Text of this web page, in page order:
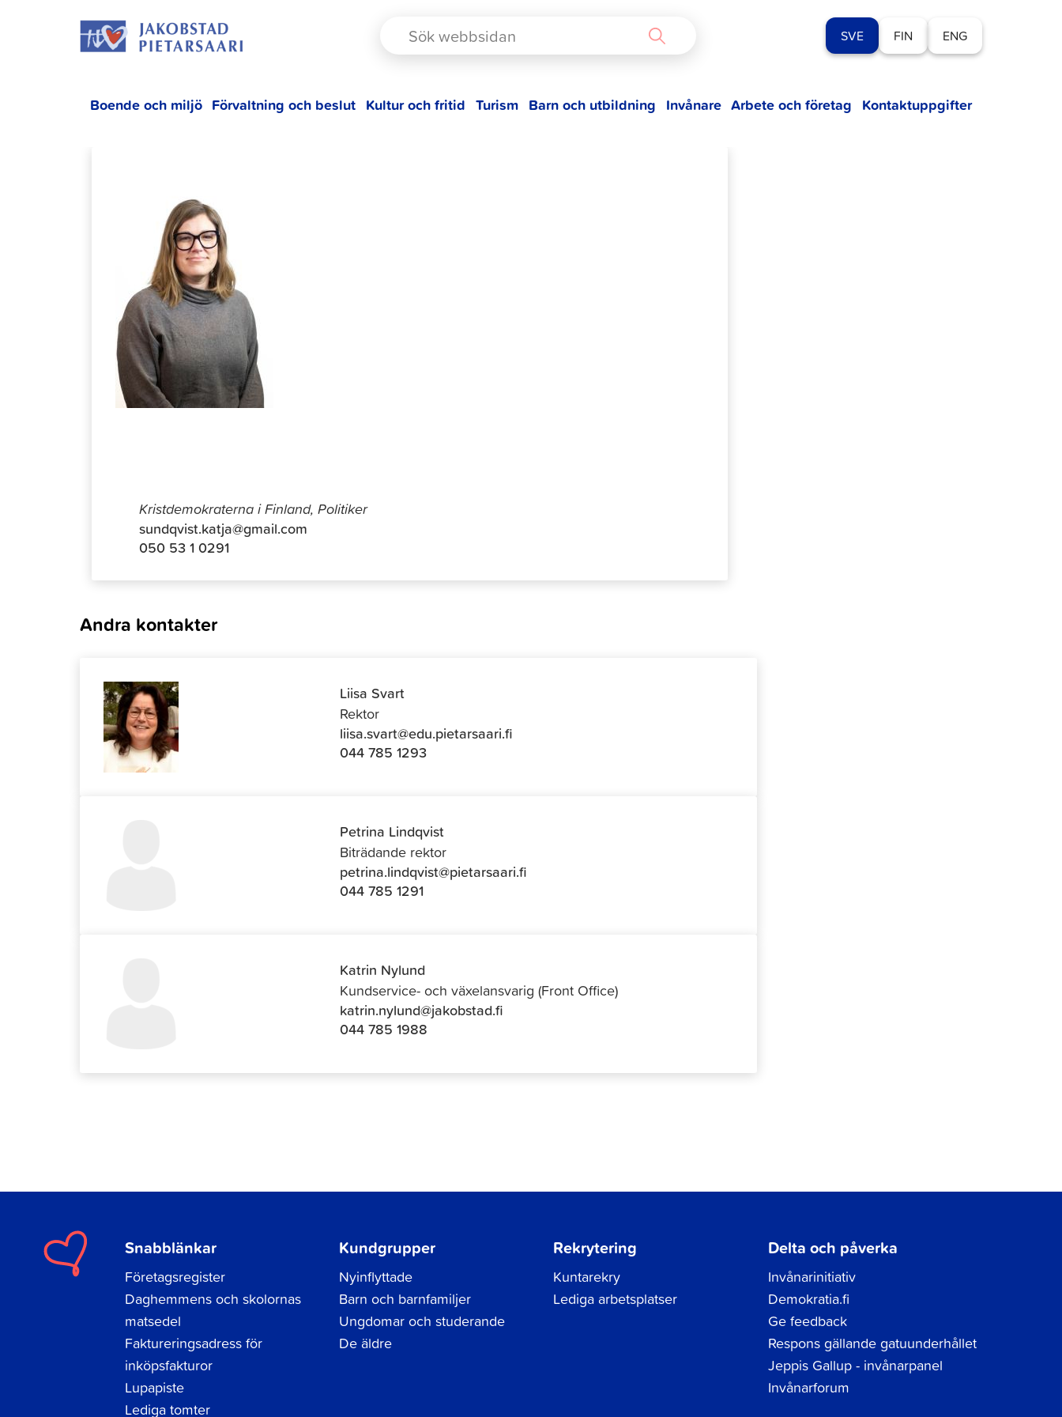
SVE FIN ENG
Boende och miljö Förvaltning och beslut Kultur och fritid Turism Barn och utbildning Invånare Arbete och företag Kontaktuppgifter
Kristdemokraterna i Finland, Politiker
sundqvist.katja@gmail.com
050 53 1 0291
Andra kontakter
Liisa Svart
Rektor
liisa.svart@edu.pietarsaari.fi
044 785 1293
Petrina Lindqvist
Biträdande rektor
petrina.lindqvist@pietarsaari.fi
044 785 1291
Katrin Nylund
Kundservice- och växelansvarig (Front Office)
katrin.nylund@jakobstad.fi
044 785 1988
Snabblänkar
Företagsregister
Daghemmens och skolornas
matsedel
Faktureringsadress för
inköpsfakturor
Lupapiste
Lediga tomter
Kundgrupper
Nyinflyttade
Barn och barnfamiljer
Ungdomar och studerande
De äldre
Rekrytering
Kuntarekry
Lediga arbetsplatser
Delta och påverka
Invånarinitiativ
Demokratia.fi
Ge feedback
Respons gällande gatuunderhållet
Jeppis Gallup - invånarpanel
Invånarforum